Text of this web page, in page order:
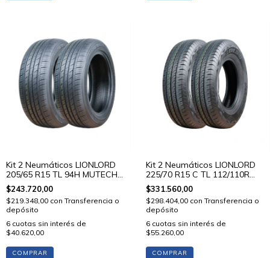
Kit 2 Neumáticos LIONLORD
205/65 R15 TL 94H MUTECH
H01
$243.720,00
$219.348,00 con Transferencia o
depósito
6 cuotas sin interés de
$40.620,00
COMPRAR
Kit 2 Neumáticos LIONLORD
225/70 R15 C TL 112/110R
VANSTAR C01
$331.560,00
$298.404,00 con Transferencia o
depósito
6 cuotas sin interés de
$55.260,00
COMPRAR